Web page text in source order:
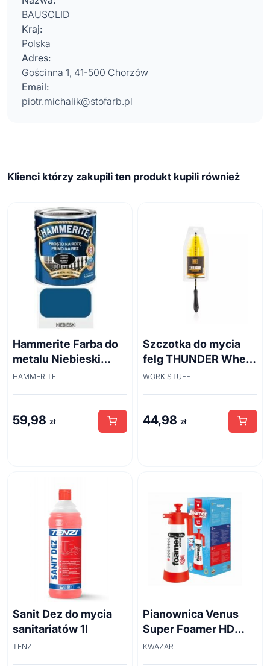
BAUSOLID
Kraj:
Polska
Adres:
Gościnna 1, 41-500 Chorzów
Email:
piotr.michalik@stofarb.pl
Klienci którzy zakupili ten produkt kupili również
Hammerite Farba do
metalu Niebieski
połysk 0,7 l
HAMMERITE
59,98 zł
Szczotka do mycia
felg THUNDER Wheel
Brush 45cm
WORK STUFF
44,98 zł
Sanit Dez do mycia
sanitariatów 1l
TENZI
Pianownica Venus
Super Foamer HD
acid line 2L
KWAZAR